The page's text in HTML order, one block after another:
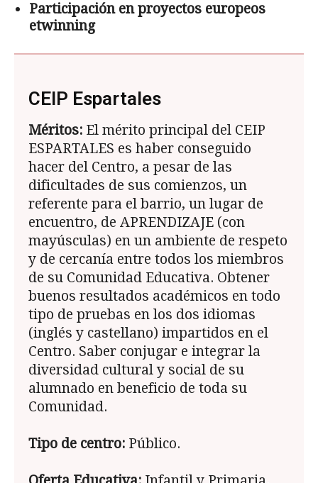
Participación en proyectos europeos
etwinning
CEIP Espartales
Méritos: El mérito principal del CEIP
ESPARTALES es haber conseguido
hacer del Centro, a pesar de las
dificultades de sus comienzos, un
referente para el barrio, un lugar de
encuentro, de APRENDIZAJE (con
mayúsculas) en un ambiente de respeto
y de cercanía entre todos los miembros
de su Comunidad Educativa. Obtener
buenos resultados académicos en todo
tipo de pruebas en los dos idiomas
(inglés y castellano) impartidos en el
Centro. Saber conjugar e integrar la
diversidad cultural y social de su
alumnado en beneficio de toda su
Comunidad.
Tipo de centro: Público.